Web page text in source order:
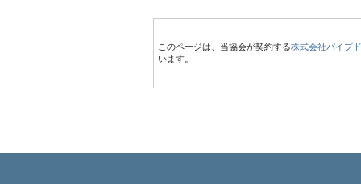
このページは、当協会が契約する株式会社パイプ
います。